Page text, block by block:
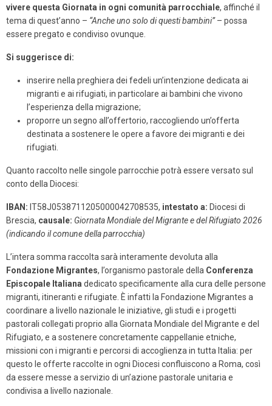
vivere questa Giornata in ogni comunità parrocchiale, affinché il
tema di quest’anno – “Anche uno solo di questi bambini”– possa
essere pregato e condiviso ovunque.
Si suggerisce di:
inserire nella preghiera dei fedeli un’intenzione dedicata ai
migranti e ai rifugiati, in particolare ai bambini che vivono
l’esperienza della migrazione;
proporre un segno all’offertorio, raccogliendo un’offerta
destinata a sostenere le opere a favore dei migranti e dei
rifugiati.
Quanto raccolto nelle singole parrocchie potrà essere versato sul
conto della Diocesi:
IBAN: IT58J0538711205000042708535, intestato a: Diocesi di
Brescia, causale: Giornata Mondiale del Migrante e del Rifugiato 2026
(indicando il comune della parrocchia)
L’intera somma raccolta sarà interamente devoluta alla
Fondazione Migrantes, l’organismo pastorale della Conferenza
Episcopale Italiana dedicato specificamente alla cura delle persone
migranti, itineranti e rifugiate. È infatti la Fondazione Migrantes a
coordinare a livello nazionale le iniziative, gli studi e i progetti
pastorali collegati proprio alla Giornata Mondiale del Migrante e del
Rifugiato, e a sostenere concretamente cappellanie etniche,
missioni con i migranti e percorsi di accoglienza in tutta Italia: per
questo le offerte raccolte in ogni Diocesi confluiscono a Roma, così
da essere messe a servizio di un’azione pastorale unitaria e
condivisa a livello nazionale.